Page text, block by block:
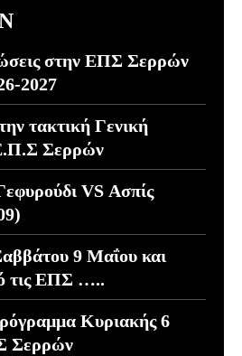
στην ΕΠΣ Σερρών
2027
τακτική Γενική
Σερρών
VS Ασπίς
9 Μαΐου και
τις ΕΠΣ …..
Κυριακής 6
Σερρών